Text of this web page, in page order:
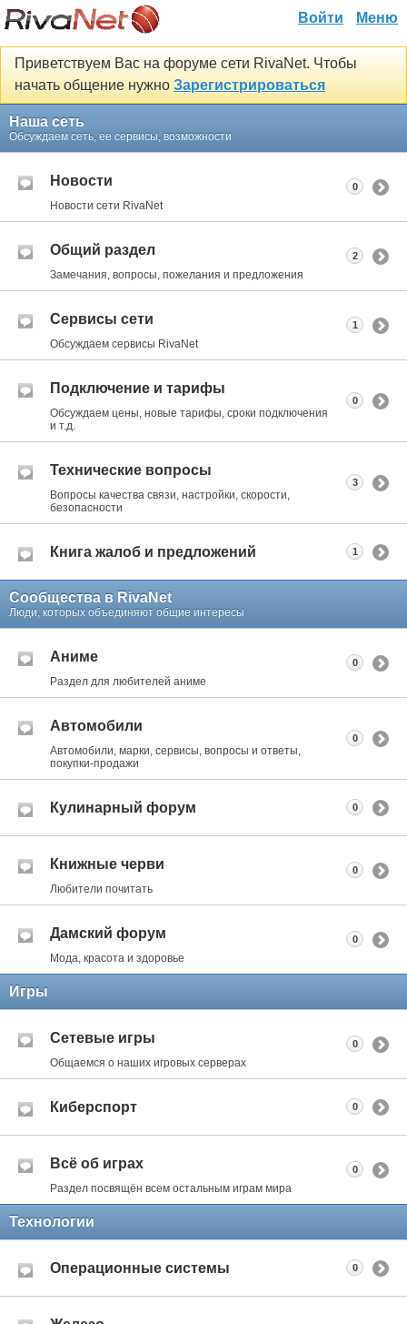
Войти Меню
Приветствуем Вас на форуме сети RivaNet. Чтобы
начать общение нужно Зарегистрироваться
Наша сеть
Обсуждаем сеть, ее сервисы, возможности
Новости
Новости сети RivaNet
0
Общий раздел
Замечания, вопросы, пожелания и предложения
2
Сервисы сети
Обсуждаем сервисы RivaNet
1
Подключение и тарифы
Обсуждаем цены, новые тарифы, сроки подключения
и т.д.
0
Технические вопросы
Вопросы качества связи, настройки, скорости,
безопасности
3
Книга жалоб и предложений 1
Сообщества в RivaNet
Люди, которых объединяют общие интересы
Аниме
Раздел для любителей аниме
0
Автомобили
Автомобили, марки, сервисы, вопросы и ответы,
покупки-продажи
0
Кулинарный форум 0
Книжные черви
Любители почитать
0
Дамский форум
Мода, красота и здоровье
0
Игры
Сетевые игры
Общаемся о наших игровых серверах
0
Киберспорт 0
Всё об играх
Раздел посвящён всем остальным играм мира
0
Технологии
Операционные системы 0